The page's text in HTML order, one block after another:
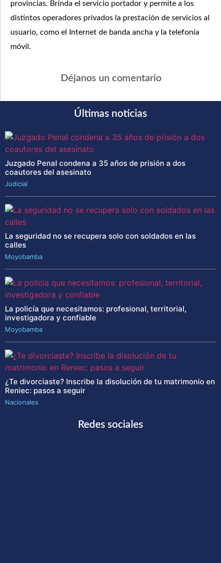
provincias. Brinda el servicio portador y permite a los
distintos operadores privados la prestación de servicios al
usuario, como el Internet de banda ancha y la telefonía
móvil.
Déjanos un comentario
Últimas noticias
Juzgado Penal condena a 35 años de prisión a dos
coautores del asesinato
Judicial
La seguridad no se recupera solo con soldados en las
calles
Moyobamba
La policía que necesitamos: profesional, territorial,
investigadora y confiable
Moyobamba
¿Te divorciaste? Inscribe la disolución de tu matrimonio en
Reniec: pasos a seguir
Nacionales
Redes sociales